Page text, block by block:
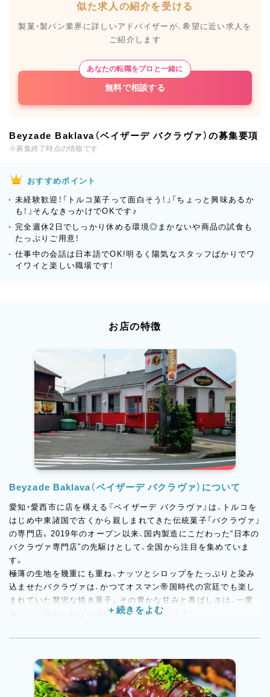
似た求人の紹介を受ける
製菓・製パン業界に詳しいアドバイザーが、希望に近い求人を
ご紹介します
あなたの転職をプロと一緒に
無料で相談する
Beyzade Baklava（ベイザーデ バクラヴァ）の募集要項
※募集終了時点の情報です
おすすめポイント
未経験歓迎！「トルコ菓子って面白そう！」「ちょっと興味あるか
も！」そんなきっかけでOKです♪
完全週休2日でしっかり休める環境◎まかないや商品の試食も
たっぷりご用意！
仕事中の会話は日本語でOK!明るく陽気なスタッフばかりでワ
イワイと楽しい職場です！
お店の特徴
Beyzade Baklava（ベイザーデ バクラヴァ）について
愛知・愛西市に店を構える『ベイザーデ バクラヴァ』は、トルコを
はじめ中東諸国で古くから親しまれてきた伝統菓子「バクラヴァ」
の専門店。2019年のオープン以来、国内製造にこだわった“日本の
バクラヴァ専門店”の先駆けとして、全国から注目を集めていま
す。
極薄の生地を幾重にも重ね、ナッツとシロップをたっぷりと染み
込ませたバクラヴァは、かつてオスマン帝国時代の宮廷でも楽し
まれていた贅沢な焼き菓子。その豊かな甘みと香ばしさは、一度
食べたら忘れられない深い魅力を持っています。
「シミット」や「ボレキ」、さらにはプリンやエクレアといったフラ
ルコの家庭に欠かせない輸入食材も販売しており、まるで“日本の
中の小さなトルコ”のような空間が広がります。
トルコ人のお客様を中心に、朝の焼きたてパンを求めて訪れる人